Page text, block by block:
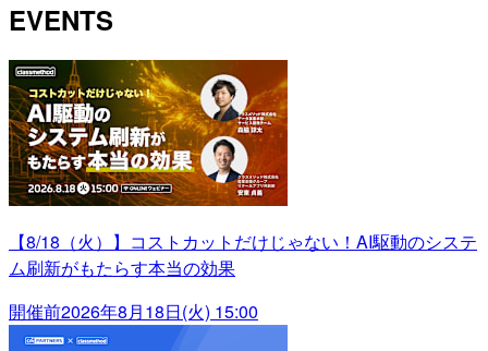
EVENTS
【8/18（火）】コストカットだけじゃない！AI駆動のシステ
ム刷新がもたらす本当の効果
開催前2026年8月18日(火) 15:00